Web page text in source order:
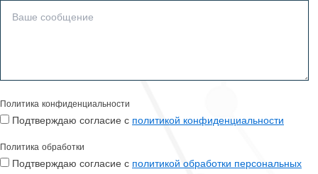
Политика конфиденциальности
Подтверждаю согласие с политикой конфиденциальности
Политика обработки
Подтверждаю согласие с политикой обработки персональных